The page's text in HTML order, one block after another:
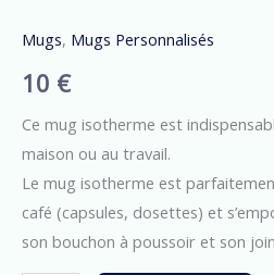
Mugs, Mugs Personnalisés
10 €
Ce mug isotherme est
maison ou au travail.
Le mug isotherme est
café (capsules, dosettes) et
son bouchon à poussoir et son